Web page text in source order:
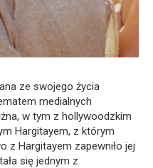
ze swojego życia
medialnych
w tym z hollywoodzkim
Hargitayem, z którym
z Hargitayem zapewniło jej
się jednym z